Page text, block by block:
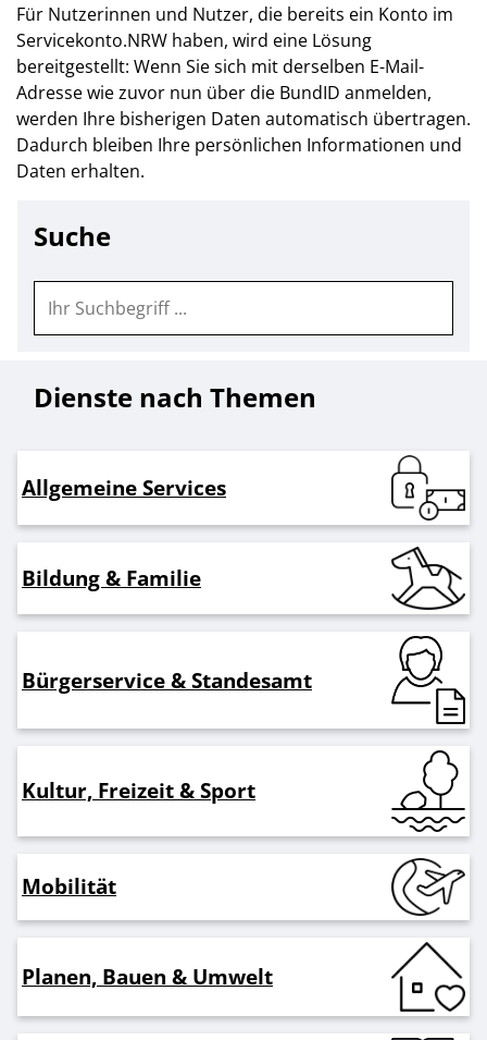
Für Nutzerinnen und Nutzer, die bereits ein Konto im
Servicekonto.NRW haben, wird eine Lösung
bereitgestellt: Wenn Sie sich mit derselben E-Mail-
Adresse wie zuvor nun über die BundID anmelden,
werden Ihre bisherigen Daten automatisch übertragen.
Dadurch bleiben Ihre persönlichen Informationen und
Daten erhalten.
Suche
Dienste nach Themen
Allgemeine Services
Bildung & Familie
Bürgerservice & Standesamt
Kultur, Freizeit & Sport
Mobilität
Planen, Bauen & Umwelt